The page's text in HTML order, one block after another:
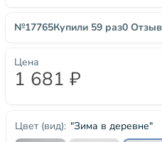
№17765Купили 59 раз0
Цвет (вид): "Зима в деревне"
Цена
1 681 ₽